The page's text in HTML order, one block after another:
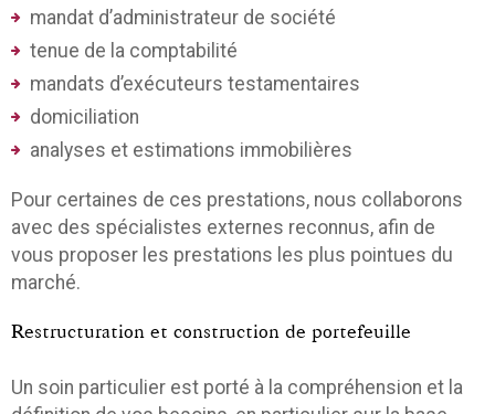
mandat d’administrateur de société
tenue de la comptabilité
mandats d’exécuteurs testamentaires
domiciliation
analyses et estimations immobilières
Pour certaines de ces prestations, nous collaborons
avec des spécialistes externes reconnus, afin de
vous proposer les prestations les plus pointues du
marché.
Restructuration et construction de portefeuille
Un soin particulier est porté à la compréhension et la